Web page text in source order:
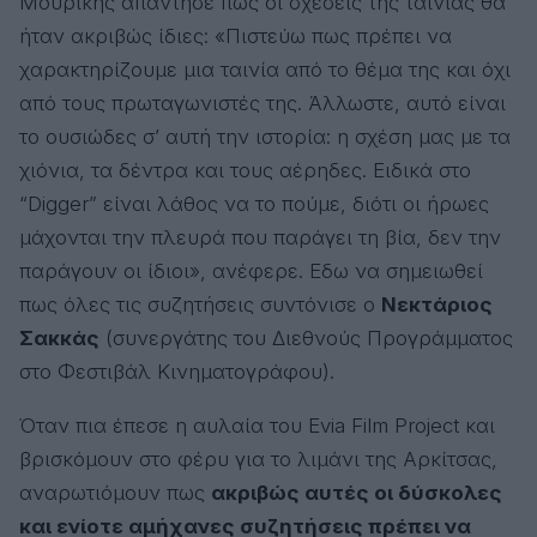
ήταν ακριβώς ίδιες: «Πιστεύω πως πρέπει να
χαρακτηρίζουμε μια ταινία από το θέμα της και όχι
από τους πρωταγωνιστές της. Άλλωστε, αυτό είναι
το ουσιώδες σ’ αυτή την ιστορία: η σχέση μας με τα
χιόνια, τα δέντρα και τους αέρηδες. Ειδικά στο
“Digger” είναι λάθος να το πούμε, διότι οι ήρωες
μάχονται την πλευρά που παράγει τη βία, δεν την
παράγουν οι ίδιοι», ανέφερε. Εδω να σημειωθεί
πως όλες τις συζητήσεις συντόνισε ο Νεκτάριος
Σακκάς (συνεργάτης του Διεθνούς Προγράμματος
στο Φεστιβάλ Κινηματογράφου).
Όταν πια έπεσε η αυλαία του Evia Film Project και
βρισκόμουν στο φέρυ για το λιμάνι της Αρκίτσας,
αναρωτιόμουν πως ακριβώς αυτές οι δύσκολες
και ενίοτε αμήχανες συζητήσεις πρέπει να